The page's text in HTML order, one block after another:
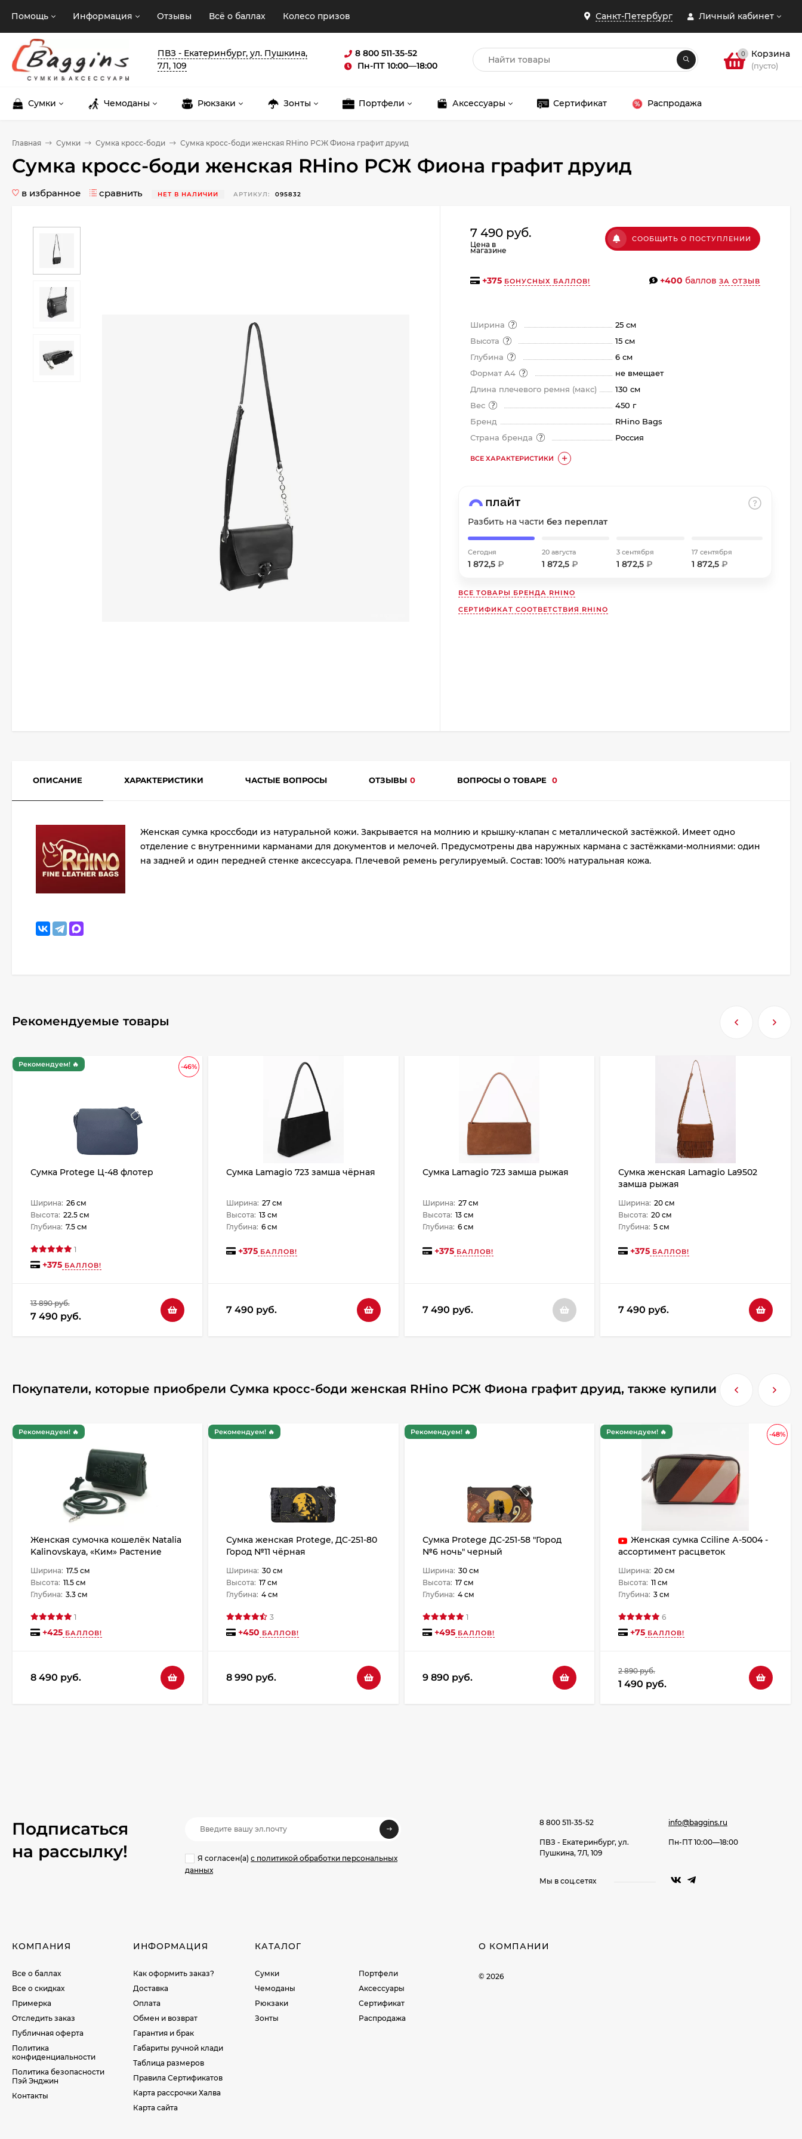
Санкт-Петербург Личный кабинет
Помощь Информация Отзывы Всё о баллах Колесо призов
ПВЗ - Екатеринбург, ул. Пушкина,
7Л, 109
8 800 511-35-52
Пн-ПТ 10:00—18:00
0 Корзина
(пусто)
Сумки Чемоданы Рюкзаки Зонты Портфели Аксессуары Сертификат Распродажа
Главная Сумки Сумка кросс-боди Сумка кросс-боди женская RHino РСЖ Фиона графит друид
Сумка кросс-боди женская RHino РСЖ Фиона графит друид
в избранное сравнить НЕТ В НАЛИЧИИ АРТИКУЛ: 095832
7 490 руб.
Цена в
магазине
СООБЩИТЬ О ПОСТУПЛЕНИИ
+375 БОНУСНЫХ БАЛЛОВ! +400 баллов ЗА ОТЗЫВ
Ширина
25 см
Высота
15 см
Глубина
6 см
Формат А4
не вмещает
Длина плечевого ремня (макс)
130 см
Вес
450 г
Бренд
RHino Bags
Страна бренда
Россия
ВСЕ ХАРАКТЕРИСТИКИ
Разбить на частибез переплат
Сегодня
1 872,5₽
20 августа
1 872,5₽
3 сентября
1 872,5 ₽
17 сентября
1 872,5 ₽
ВСЕ ТОВАРЫ БРЕНДА RHINO
СЕРТИФИКАТ СООТВЕТСТВИЯ RHINO
ОПИСАНИЕ ХАРАКТЕРИСТИКИ ЧАСТЫЕ ВОПРОСЫ ОТЗЫВЫ 0 ВОПРОСЫ О ТОВАРЕ 0
Женская сумка кроссбоди из натуральной кожи. Закрывается на молнию и крышку-клапан с металлической застёжкой. Имеет одно
отделение с внутренними карманами для документов и мелочей. Предусмотрены два наружных кармана с застёжками-молниями: один
на задней и один передней стенке аксессуара. Плечевой ремень регулируемый. Состав: 100% натуральная кожа.
выбранный способом
каждые 2 недели
Рекомендуемые товары
-46%
Рекомендуем! 🔥
Сумка Protege Ц-48 флотер
Ширина: 26 см
Высота: 22.5 см
Глубина: 7.5 см
1
+375БАЛЛОВ!
13 890 руб.
7 490 руб.
Сумка Lamagio 723 замша чёрная
Ширина: 27 см
Высота: 13 см
Глубина: 6 см
+375 БАЛЛОВ!
7 490 руб.
Сумка Lamagio 723 замша рыжая
Ширина: 27 см
Высота: 13 см
Глубина: 6 см
+375БАЛЛОВ!
7 490 руб.
Сумка женская Lamagio La9502
замша рыжая
Ширина: 20 см
Высота: 20 см
Глубина: 5 см
+375 БАЛЛОВ!
7 490 руб.
Покупатели, которые приобрели Сумка кросс-боди женская RHino РСЖ Фиона графит друид, также купили
Рекомендуем! 🔥
Женская сумочка кошелёк Natalia
Kalinovskaya, «Ким» Растение
Ширина: 17.5 см
Высота: 11.5 см
Глубина: 3.3 см
1
+425БАЛЛОВ!
8 490 руб.
Рекомендуем! 🔥
Сумка женская Protege, ДС-251-80
Город №11 чёрная
Ширина: 30 см
Высота: 17 см
Глубина: 4 см
3
+450 БАЛЛОВ!
8 990 руб.
Рекомендуем! 🔥
Сумка Protege ДС-251-58 "Город
№6 ночь" черный
Ширина: 30 см
Высота: 17 см
Глубина: 4 см
1
+495БАЛЛОВ!
9 890 руб.
-48%
Рекомендуем! 🔥
Женская сумка Cciline А-5004 -
ассортимент расцветок
Ширина: 20 см
Высота: 11 см
Глубина: 3 см
6
+75 БАЛЛОВ!
2 890 руб.
1 490 руб.
Подписаться
на рассылкy!
Я согласен(a) с политикой обработки персональных
данных
8 800 511-35-52
ПВЗ - Екатеринбург, ул.
Пушкина, 7Л, 109
info@baggins.ru
Пн-ПТ 10:00—18:00
Мы в соц.сетях
КОМПАНИЯ
Все о баллах
Все о скидках
Примерка
Отследить заказ
Публичная оферта
Политика
конфиденциальности
Политика безопасности
Пэй Энджин
Контакты
ИНФОРМАЦИЯ
Как оформить заказ?
Доставка
Оплата
Обмен и возврат
Гарантия и брак
Габариты ручной клади
Таблица размеров
Правила Сертификатов
Карта рассрочки Халва
Карта сайта
КАТАЛОГ
Сумки
Чемоданы
Рюкзаки
Зонты
Портфели
Аксессуары
Сертификат
Распродажа
О КОМПАНИИ
© 2026